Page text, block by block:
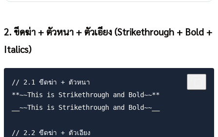
2. ขีดฆ่า + ตัวหนา + ตัวเอียง (Strikethrough + Bold +
Italics)
// 2.1 ขีดฆ่า + ตัวหนา
**~~This is Strikethrough and Bold~~**
__~~This is Strikethrough and Bold~~__
// 2.2 ขีดฆ่า + ตัวเอียง